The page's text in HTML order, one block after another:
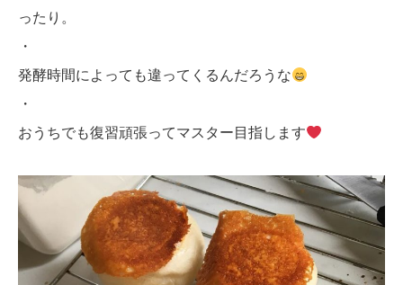
ったり。
・
発酵時間によっても違ってくるんだろうな
・
おうちでも復習頑張ってマスター目指します